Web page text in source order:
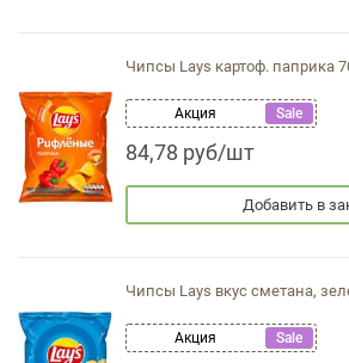
Чипсы Lays картоф. паприка
Акция Sale
84,78 руб/шт
Добавить в
Чипсы Lays вкус сметана,
Акция Sale